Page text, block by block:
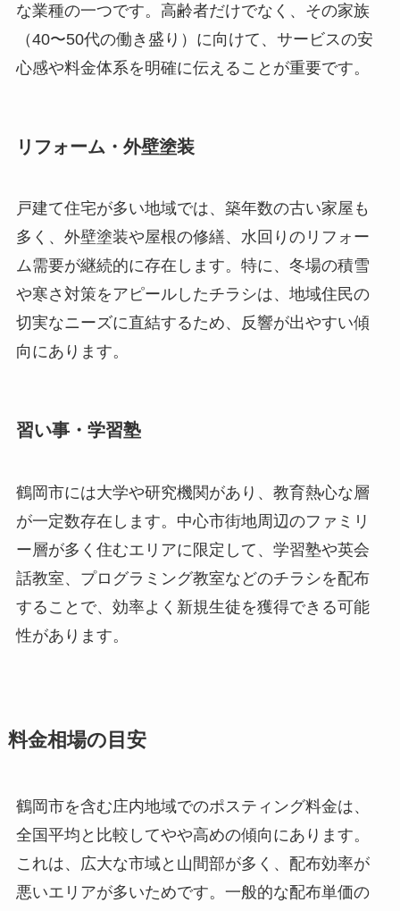
な業種の一つです。高齢者だけでなく、その家族
（40〜50代の働き盛り）に向けて、サービスの安
心感や料金体系を明確に伝えることが重要です。
リフォーム・外壁塗装
戸建て住宅が多い地域では、築年数の古い家屋も
多く、外壁塗装や屋根の修繕、水回りのリフォー
ム需要が継続的に存在します。特に、冬場の積雪
や寒さ対策をアピールしたチラシは、地域住民の
切実なニーズに直結するため、反響が出やすい傾
向にあります。
習い事・学習塾
鶴岡市には大学や研究機関があり、教育熱心な層
が一定数存在します。中心市街地周辺のファミリ
ー層が多く住むエリアに限定して、学習塾や英会
話教室、プログラミング教室などのチラシを配布
することで、効率よく新規生徒を獲得できる可能
性があります。
料金相場の目安
鶴岡市を含む庄内地域でのポスティング料金は、
全国平均と比較してやや高めの傾向にあります。
これは、広大な市域と山間部が多く、配布効率が
悪いエリアが多いためです。一般的な配布単価の